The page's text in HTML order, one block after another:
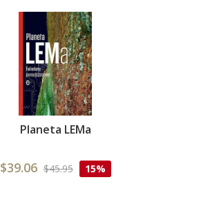
Planeta LEMa
$39.06 $45.95 15%